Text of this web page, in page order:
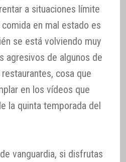
a situaciones límite
en mal estado es
se está volviendo muy
agresivos de algunos de
cosa que
en los vídeos que
la quinta temporada del
vanguardia, si disfrutas